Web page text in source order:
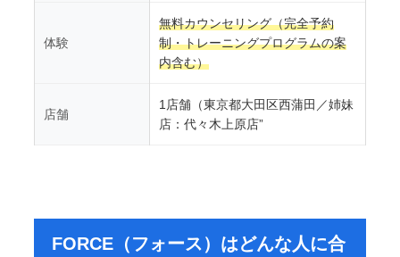
体験
無料カウンセリング（完全予約
制・トレーニングプログラムの案
内含む）
店舗
1店舗（東京都大田区西蒲田／姉妹
店：代々木上原店”
FORCE（フォース）はどんな人に合